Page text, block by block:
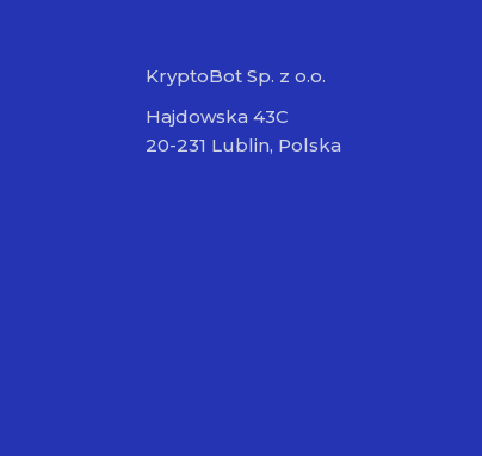
KryptoBot Sp. z o.o.
Hajdowska 43C
20-231 Lublin, Polska